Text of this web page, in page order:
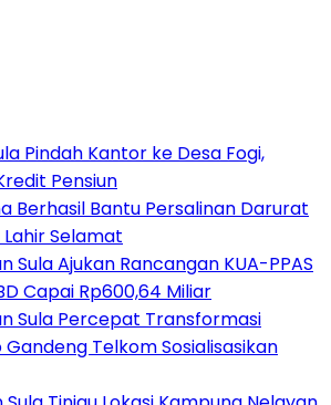
Pindah Kantor ke Desa Fogi,
Pensiun
Berhasil Bantu Persalinan Darurat
Selamat
Sula Ajukan Rancangan KUA-PPAS
Capai Rp600,64 Miliar
Sula Percepat Transformasi
Telkom Sosialisasikan